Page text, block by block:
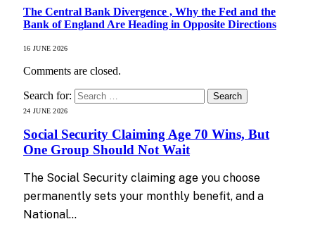
The Central Bank Divergence , Why the Fed and the
Bank of England Are Heading in Opposite Directions
16 JUNE 2026
Comments are closed.
Search for:
24 JUNE 2026
Social Security Claiming Age 70 Wins, But
One Group Should Not Wait
The Social Security claiming age you choose
permanently sets your monthly benefit, and a
National…